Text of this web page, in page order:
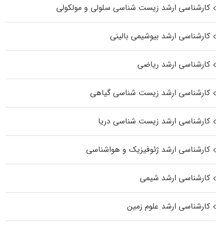
کارشناسی ارشد زیست شناسی سلولی و مولکولی
کارشناسی ارشد بیوشیمی بالینی
کارشناسی ارشد ریاضی
کارشناسی ارشد زیست‌ شناسی گیاهی
کارشناسی ارشد زیست‌ شناسی دریا
کارشناسی ارشد ژئوفیزیک و هواشناسی
کارشناسی ارشد شیمی
کارشناسی ارشد علوم زمین